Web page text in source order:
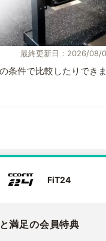
最終更新日：2026/08/
条件で比較したりでき
FiT24
満足の会員特典